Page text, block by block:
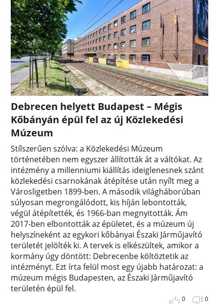
Debrecen helyett Budapest – Mégis
Kőbányán épül fel az új Közlekedési
Múzeum
Stílszerűen szólva: a Közlekedési Múzeum
történetében nem egyszer állították át a váltókat. Az
intézmény a millenniumi kiállítás ideiglenesnek szánt
közlekedési csarnokának átépítése után nyílt meg a
Városligetben 1899-ben. A második világháborúban
súlyosan megrongálódott, kis híján lebontották,
végül átépítették, és 1966-ban megnyitották. Ám
2017-ben elbontották az épületet, és a múzeum új
helyszíneként az egykori kőbányai Északi Járműjavító
területét jelölték ki. A tervek is elkészültek, amikor a
kormány úgy döntött: Debrecenbe költöztetik az
intézményt. Ezt írta felül most egy újabb határozat: a
múzeum mégis Budapesten, az Északi Járműjavító
területén épül fel.
0 0